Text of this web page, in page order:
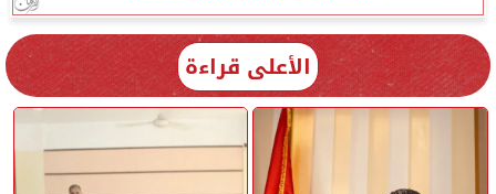
الأعلى قراءة